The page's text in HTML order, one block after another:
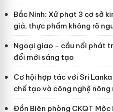
Bắc Ninh: Xử phạt 3 cơ sở
giả, thực phẩm không rõ
Ngoại giao - cầu nối phát
đổi mới sáng tạo
Cơ hội hợp tác với Sri
chế tạo và công nghệ nông
Đồn Biên phòng CKQT Mộc